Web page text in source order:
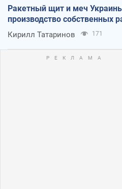
Ракетный щит и меч
производство собственных
Кирилл Татаринов 171